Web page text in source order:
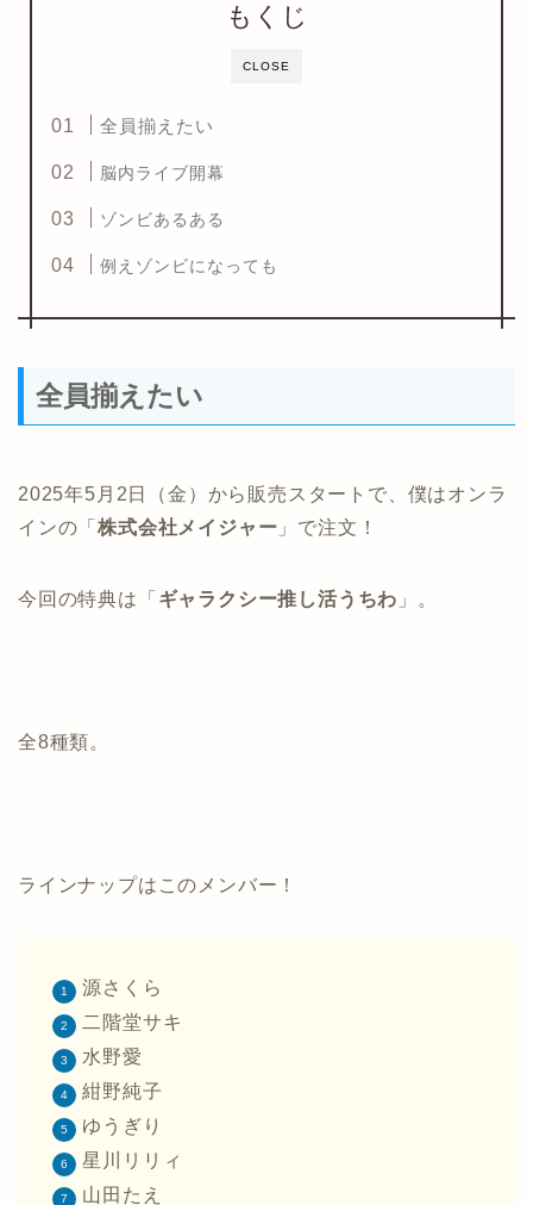
CLOSE
もくじ
全員揃えたい
脳内ライブ開幕
ゾンビあるある
例えゾンビになっても
全員揃えたい
2025年5月2日（金）から販売スタートで、僕はオンラ
インの「株式会社メイジャー 」で注文！
今回の特典は「 ギャラクシー推し活うちわ 」。
全8種類。
ラインナップはこのメンバー！
源さくら
二階堂サキ
水野愛
紺野純子
ゆうぎり
星川リリィ
山田たえ